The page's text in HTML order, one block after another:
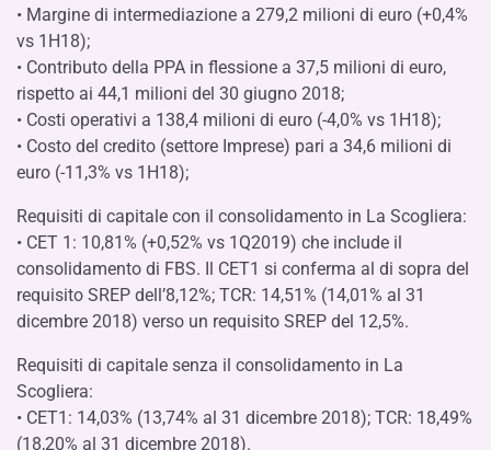
• Margine di intermediazione a 279,2 milioni di euro (+0,4%
vs 1H18);
• Contributo della PPA in flessione a 37,5 milioni di euro,
rispetto ai 44,1 milioni del 30 giugno 2018;
• Costi operativi a 138,4 milioni di euro (-4,0% vs 1H18);
• Costo del credito (settore Imprese) pari a 34,6 milioni di
euro (-11,3% vs 1H18);
Requisiti di capitale con il consolidamento in La Scogliera:
• CET 1: 10,81% (+0,52% vs 1Q2019) che include il
consolidamento di FBS. Il CET1 si conferma al di sopra del
requisito SREP dell’8,12%; TCR: 14,51% (14,01% al 31
dicembre 2018) verso un requisito SREP del 12,5%.
Requisiti di capitale senza il consolidamento in La
Scogliera:
• CET1: 14,03% (13,74% al 31 dicembre 2018); TCR: 18,49%
(18,20% al 31 dicembre 2018).